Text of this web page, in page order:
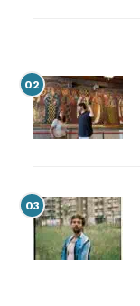
02
03